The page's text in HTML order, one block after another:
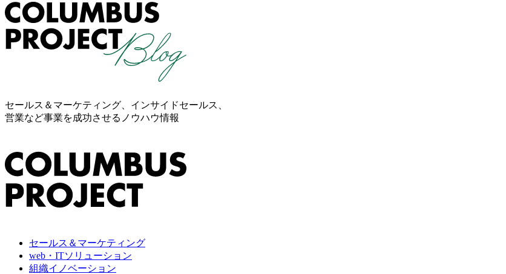
セールス＆マーケティング、インサイドセールス、
営業など事業を成功させるノウハウ情報
セールス＆マーケティング
web・ITソリューション
組織イノベーション